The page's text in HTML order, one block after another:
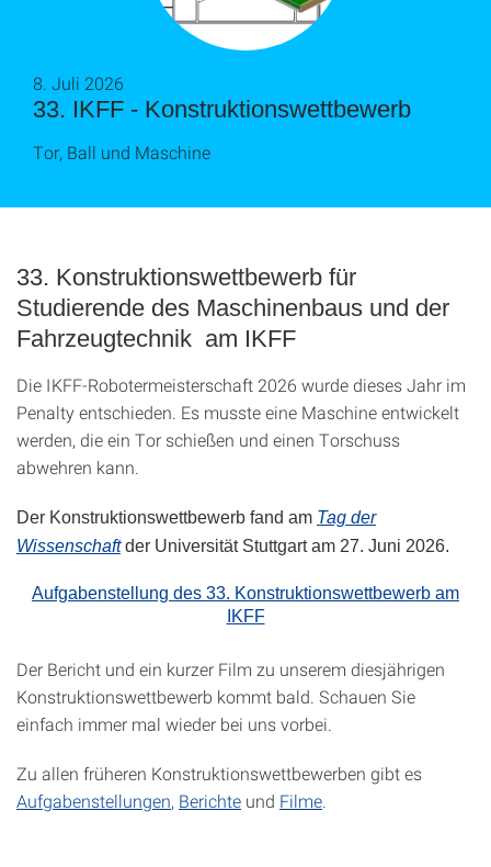
33. IKFF - Konstruktionswettbewerb
8. Juli 2026
Tor, Ball und Maschine
33. Konstruktionswettbewerb für
Studierende des Maschinenbaus und der
Fahrzeugtechnik am IKFF
Die IKFF-Robotermeisterschaft 2026 wurde dieses Jahr im
Penalty entschieden. Es musste eine Maschine entwickelt
werden, die ein Tor schießen und einen Torschuss
abwehren kann.
Der Konstruktionswettbewerb fand am Tag der
Wissenschaftder Universität Stuttgart am 27. Juni 2026.
Aufgabenstellung des 33. Konstruktionswettbewerb am
IKFF
Der Bericht und ein kurzer Film zu unserem diesjährigen
Konstruktionswettbewerb kommt bald. Schauen Sie
einfach immer mal wieder bei uns vorbei.
Zu allen früheren Konstruktionswettbewerben gibt es
Aufgabenstellungen, Berichte und Filme